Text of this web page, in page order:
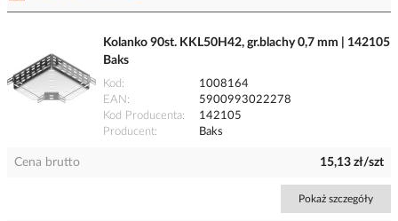
Kolanko 90st. KKL50H42, gr.blachy 0,7 mm | 142105
Baks
Kod
1008164
EAN
5900993022278
Kod Producenta
142105
Producent
Baks
Cena brutto 15,13 zł/szt
Pokaż szczegóły